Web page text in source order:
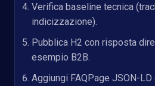
Verifica baseline tecnica
indicizzazione).
Pubblica H2 con risposta
esempio B2B.
Aggiungi FAQPage JSON-